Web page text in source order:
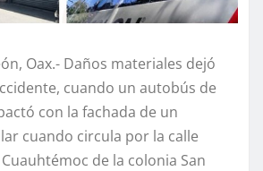
Oax.- Daños materiales dejó
cuando un autobús de
con la fachada de un
cuando circula por la calle
de la colonia San